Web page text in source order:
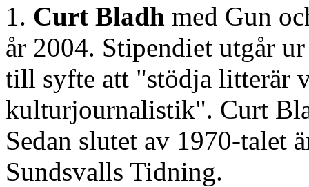
1. Curt Bladh med Gun
år 2004. Stipendiet utgår
till syfte att "stödja litterär
kulturjournalistik". Curt
Sedan slutet av 1970-talet
Sundsvalls Tidning.